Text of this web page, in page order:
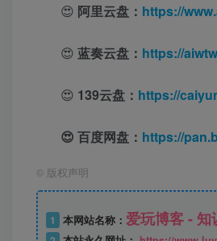
😍 阿里云盘： https://
😍 蓝奏云盘： https://
😍 139云盘： https://
😍 百度网盘： https://
© 版权声明
1 本网站名称： 爱玩博客 - 知